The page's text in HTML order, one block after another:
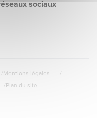
sociaux
Mentions légales
Plan du site